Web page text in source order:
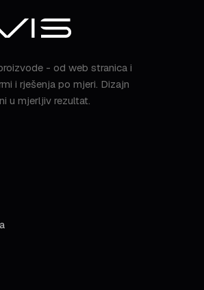
- od web stranica i
i rješenja po mjeri. Dizajn
u mjerljiv rezultat.